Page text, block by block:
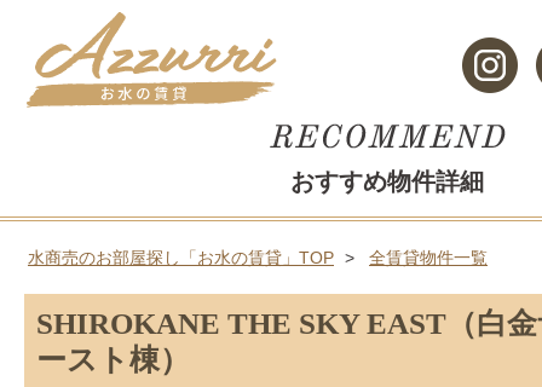
おすすめ物件詳細
水商売のお部屋探し「お水の賃貸」TOP 全賃貸物件一覧
SHIROKANE THE SKY EAST（白
ースト棟）